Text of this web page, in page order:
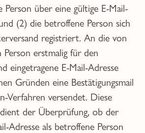
Person über eine gültige E-Mail-
(2) die betroffene Person sich
registriert. An die von
erstmalig für den
eingetragene E-Mail-Adresse
Gründen eine Bestätigungsmail
Verfahren versendet. Diese
dient der Überprüfung, ob der
Adresse als betroffene Person